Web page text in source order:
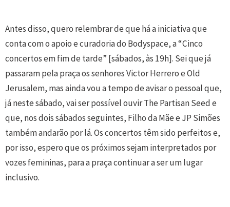
Antes disso, quero relembrar de que há a iniciativa que
conta com o apoio e curadoria do Bodyspace, a “Cinco
concertos em fim de tarde” [sábados, às 19h]. Sei que já
passaram pela praça os senhores Victor Herrero e Old
Jerusalem, mas ainda vou a tempo de avisar o pessoal que,
já neste sábado, vai ser possível ouvir The Partisan Seed e
que, nos dois sábados seguintes, Filho da Mãe e JP Simões
também andarão por lá. Os concertos têm sido perfeitos e,
por isso, espero que os próximos sejam interpretados por
vozes femininas, para a praça continuar a ser um lugar
inclusivo.